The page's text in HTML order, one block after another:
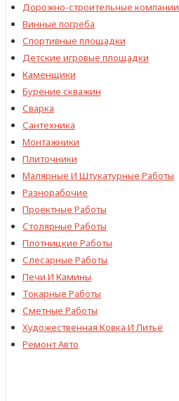
Дорожно-строительные компании
Винные погреба
Спортивные площадки
Детские игровые площадки
Каменщики
Бурение скважин
Сварка
Сантехника
Монтажники
Плиточники
Малярные И Штукатурные Работы
Разнорабочие
Проектные Работы
Столярные Работы
Плотницкие Работы
Слесарные Работы
Печи И Камины
Токарные Работы
Сметные Работы
Художественная Ковка И Литьё
Ремонт Авто